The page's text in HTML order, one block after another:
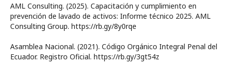
AML Consulting. (2025). Capacitación y cumplimiento en
prevención de lavado de activos: Informe técnico 2025. AML
Consulting Group. https://rb.gy/8y0rqe
Asamblea Nacional. (2021). Código Orgánico Integral Penal del
Ecuador. Registro Oficial. https://rb.gy/3gt54z